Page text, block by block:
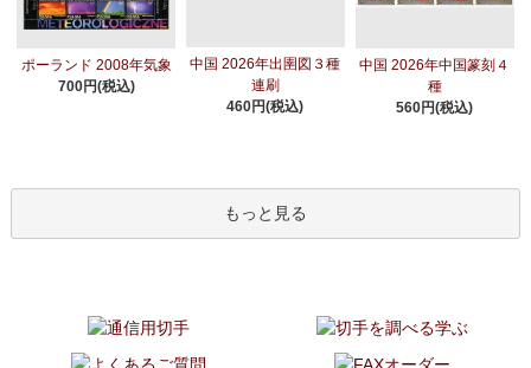
ポーランド 2008年気象
700円(税込)
中国 2026年出圉図３種
連刷
460円(税込)
中国 2026年中国篆刻４
種
560円(税込)
もっと見る